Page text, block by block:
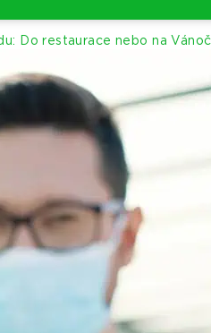
Do restaurace nebo na